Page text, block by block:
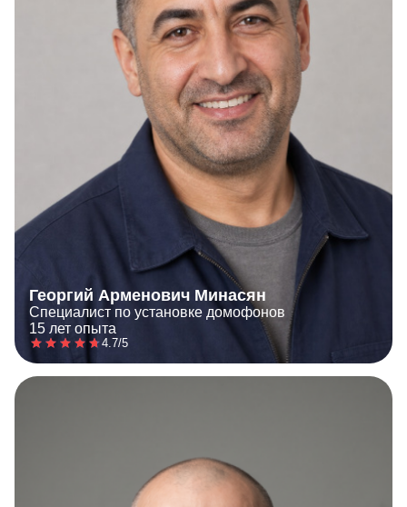
Георгий Арменович Минасян
Специалист по установке домофонов
15 лет опыта
4.7/5